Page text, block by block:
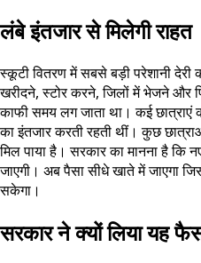
लंबे इंतजार से मिलेगी राहत
स्कूटी वितरण में सबसे बड़ी परेशानी
खरीदने, स्टोर करने, जिलों में भेजने और
काफी समय लग जाता था। कई छात्राएं
का इंतजार करती रहती थीं। कुछ
मिल पाया है। सरकार का मानना है कि
जाएगी। अब पैसा सीधे खाते में जाएगा
सकेगा।
सरकार ने क्यों लिया यह